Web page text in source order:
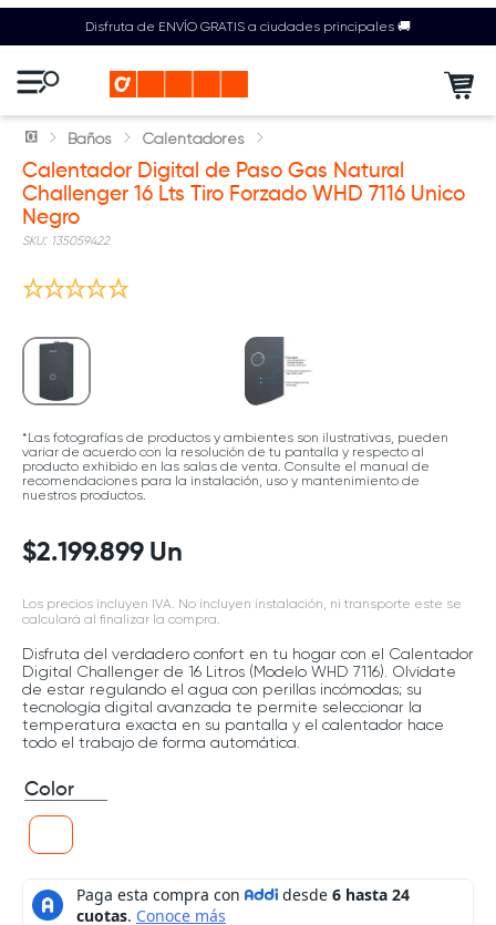
Disfruta de ENVÍO GRATIS a ciudades principales 🚚
Baños Calentadores
Calentador Digital de Paso Gas Natural
Challenger 16 Lts Tiro Forzado WHD 7116 Unico
Negro
: 135059422
*Las fotografías de productos y ambientes son ilustrativas, pueden
variar de acuerdo con la resolución de tu pantalla y respecto al
producto exhibido en las salas de venta. Consulte el manual de
recomendaciones para la instalación, uso y mantenimiento de
nuestros productos.
$2.199.899 Un
Los precios incluyen IVA. No incluyen instalación, ni transporte este se
calculará al finalizar la compra.
Disfruta del verdadero confort en tu hogar con el Calentador
Digital Challenger de 16 Litros (Modelo WHD 7116). Olvídate
de estar regulando el agua con perillas incómodas; su
tecnología digital avanzada te permite seleccionar la
temperatura exacta en su pantalla y el calentador hace
todo el trabajo de forma automática.
Color